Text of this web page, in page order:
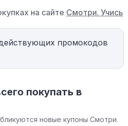
на сайте Смотри. Учись
промокодов
покупать в
новые купоны Смотри.